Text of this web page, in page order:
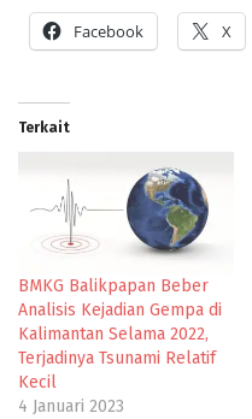
Facebook X
Terkait
BMKG Balikpapan Beber
Analisis Kejadian Gempa di
Kalimantan Selama 2022,
Terjadinya Tsunami Relatif
Kecil
4 Januari 2023